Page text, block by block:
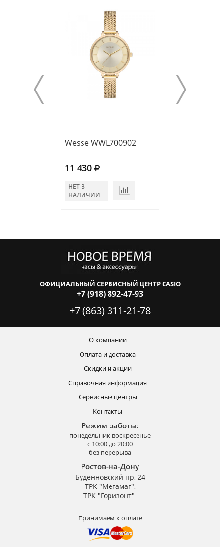
Wesse WWL700902
11 430
НЕТ В
НАЛИЧИИ
ОФИЦИАЛЬНЫЙ СЕРВИСНЫЙ ЦЕНТР CASIO
+7 (918) 892-47-93
+7 (863) 311-21-78
О компании
Оплата и доставка
Скидки и акции
Справочная информация
Сервисные центры
Контакты
Режим работы:
понедельник-воскресенье
с 10:00 до 20:00
без перерыва
Ростов-на-Дону
Буденновский пр, 24
ТРК "Мегамаг",
ТРК "Горизонт"
Принимаем к оплате